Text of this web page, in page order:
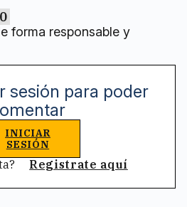
0
forma responsable y
sesión para poder
INICIAR
SESIÓN
Registrate aquí